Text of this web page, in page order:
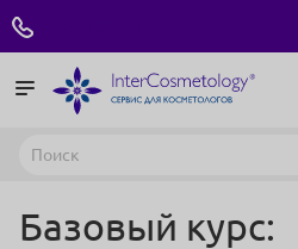
Базовый курс: